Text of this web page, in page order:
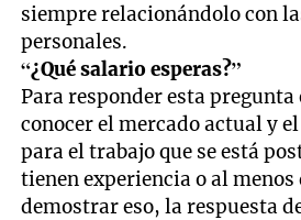
siempre relacionándolo con
personales.
“¿Qué salario esperas?”
Para responder esta pregunta
conocer el mercado actual y
para el trabajo que se está
tienen experiencia o al menos
demostrar eso, la respuesta